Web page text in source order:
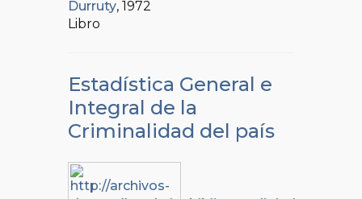
Durruty, 1972
Libro
Estadística General e
Integral de la
Criminalidad del país